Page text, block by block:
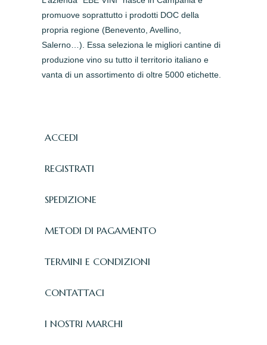
promuove soprattutto i prodotti DOC della
propria regione (Benevento, Avellino,
Salerno…). Essa seleziona le migliori cantine di
produzione vino su tutto il territorio italiano e
vanta di un assortimento di oltre 5000 etichette.
ACCEDI
REGISTRATI
SPEDIZIONE
METODI DI PAGAMENTO
TERMINI E CONDIZIONI
CONTATTACI
I NOSTRI MARCHI